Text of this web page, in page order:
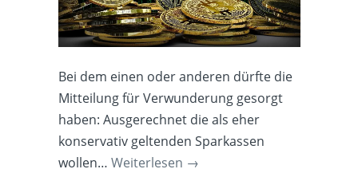
Bei dem einen oder anderen dürfte die
Mitteilung für Verwunderung gesorgt
haben: Ausgerechnet die als eher
konservativ geltenden Sparkassen
wollen…Weiterlesen →